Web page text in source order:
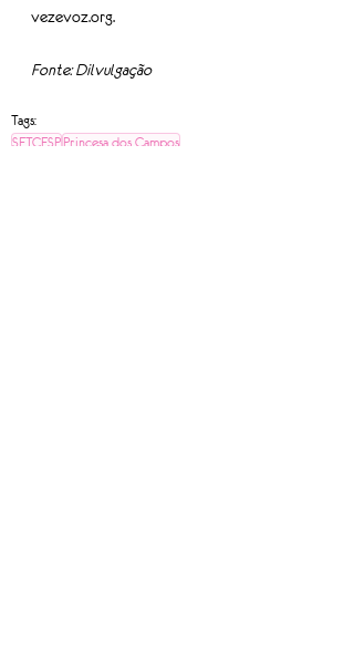
vezevoz.org.
Fonte: Dilvulgação
Tags:
SETCESP Princesa dos Campos